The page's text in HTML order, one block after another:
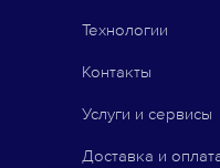
Технологии
Контакты
Услуги и сервисы
Доставка и